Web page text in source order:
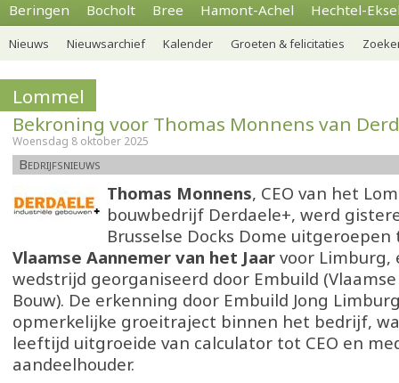
Beringen Bocholt Bree Hamont-Achel Hechtel-
Nieuws Nieuwsarchief Kalender Groeten & felicitaties
Lommel
Bekroning voor Thomas Monnens van
Woensdag 8 oktober 2025
Bedrijfsnieuws
Thomas Monnens, CEO van het
bouwbedrijf Derdaele+, werd
Brusselse Docks Dome
Vlaamse Aannemer van het Jaar voor Limburg,
wedstrijd georganiseerd door Embuild
Bouw). De erkenning door Embuild Jong
opmerkelijke groeitraject binnen het bedrijf,
leeftijd uitgroeide van calculator tot CEO en
aandeelhouder.